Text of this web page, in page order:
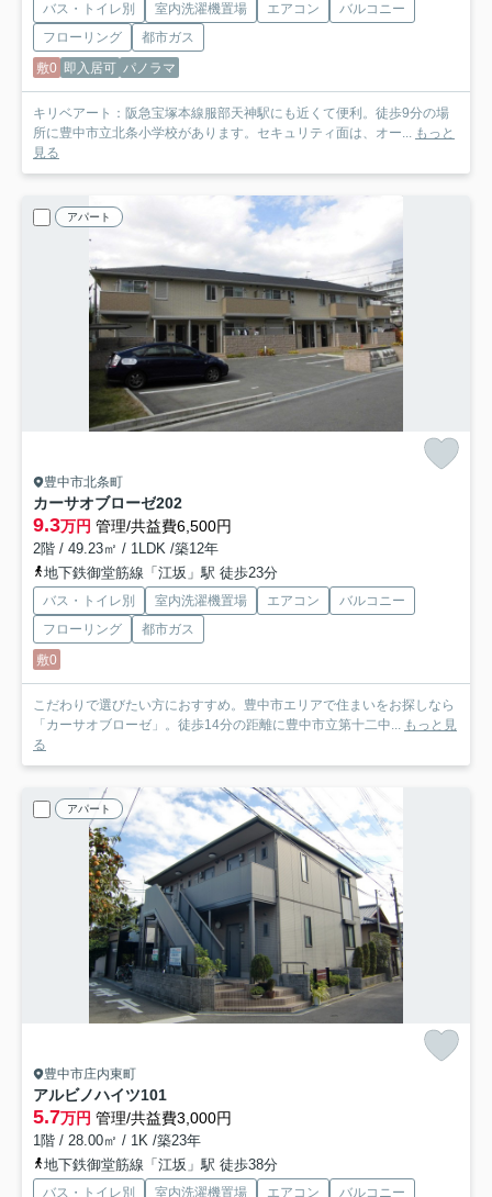
バス・トイレ別 室内洗濯機置場 エアコン
バルコニー
フローリング
都市ガス
敷0 即入居可 パノラマ
キリベアート：阪急宝塚本線服部天神駅にも近くて便利。徒歩9分の場
所に豊中市立北条小学校があります。セキュリティ面は、オー...
もっと
見る
アパート
豊中市北条町
カーサオブローゼ202
9.3万円 管理/共益費6,500円
2階 / 49.23㎡ / 1LDK /築12年
地下鉄御堂筋線「江坂」駅 徒歩23分
バス・トイレ別 室内洗濯機置場 エアコン
バルコニー
フローリング
都市ガス
敷0
こだわりで選びたい方におすすめ。豊中市エリアで住まいをお探しなら
「カーサオブローゼ」。徒歩14分の距離に豊中市立第十二中...
もっと見
る
アパート
豊中市庄内東町
アルビノハイツ101
5.7万円 管理/共益費3,000円
1階 / 28.00㎡ / 1K /築23年
地下鉄御堂筋線「江坂」駅 徒歩38分
バス・トイレ別 室内洗濯機置場 エアコン バルコニー